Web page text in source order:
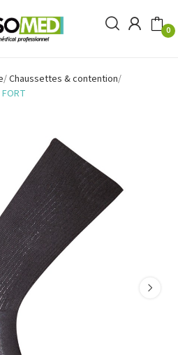
0
Chaussettes & contention
FORT